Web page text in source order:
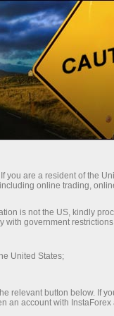
– бунинг
ва бренд
мисолида
эришинг.
you are a resident of the
online trading,
is not the US, kindly
with government
United States;
relevant button below. If
an account with InstaForex